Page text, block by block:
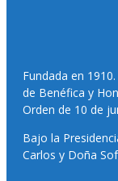
Fundada en
de Benéfica y
Orden de 10 de
Bajo la
Carlos y Doña